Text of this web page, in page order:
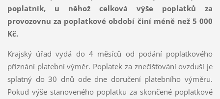
poplatník, u něhož celková výše poplatků za
provozovnu za poplatkové období činí méně než 5 000
Kč.
Krajský úřad vydá do 4 měsíců od podání poplatkového
přiznání platební výměr. Poplatek za znečišťování ovzduší je
splatný do 30 dnů ode dne doručení platebního výměru.
Pokud výše stanoveného poplatku za skončené poplatkové